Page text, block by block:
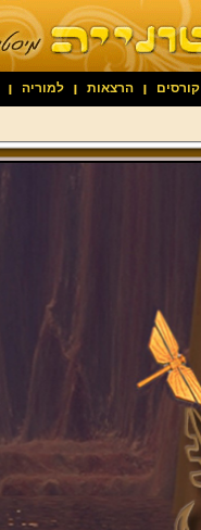
קורסים הרצאות למוריה